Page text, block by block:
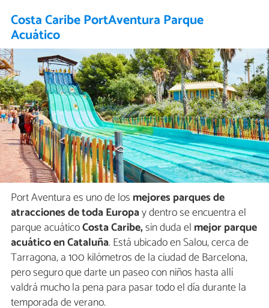
Costa Caribe PortAventura Parque
Acuático
Port Aventura es uno de los mejores parques de
atracciones de toda Europay dentro se encuentra el
parque acuáticoCosta Caribe,sin duda el mejor parque
acuático en Cataluña. Está ubicado en Salou, cerca de
Tarragona, a 100 kilómetros de la ciudad de Barcelona,
pero seguro que darte un paseo con niños hasta allí
valdrá mucho la pena para pasar todo el día durante la
temporada de verano.